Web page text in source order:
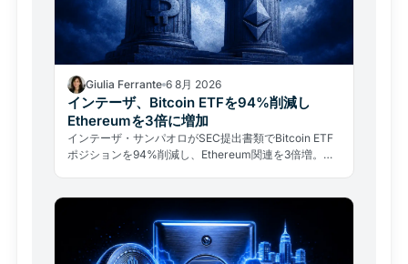
Giulia Ferrante 6 8月 2026
インテーザ、Bitcoin ETFを94%削減し
Ethereumを3倍に増加
インテーザ・サンパオロがSEC提出書類でBitcoin ETF
ポジションを94%削減し、Ethereum関連を3倍増。し